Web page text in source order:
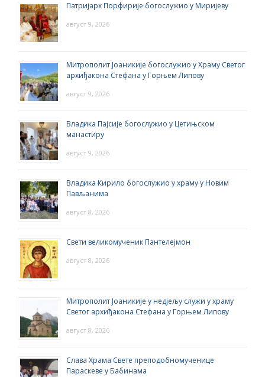
Патријарх Порфирије богослужио у Миријеву
август 9, 2026
Митрополит Јоаникије богослужио у Храму Светог
архиђакона Стефана у Горњем Липову
август 9, 2026
Владика Пајсије богослужио у Цетињском
манастиру
август 9, 2026
Владика Кирило богослужио у храму у Новим
Пављанима
август 8, 2026
Свети великомученик Пантелејмон
август 8, 2026
Митрополит Јоаникије у недјељу служи у храму
Светог архиђакона Стефана у Горњем Липову
август 8, 2026
Слава Храма Свете преподобномученице
Параскеве у Бабинама